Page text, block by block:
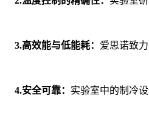
3.高效能与低能耗： 爱思诺致
4.安全可靠： 实验室中的制冷